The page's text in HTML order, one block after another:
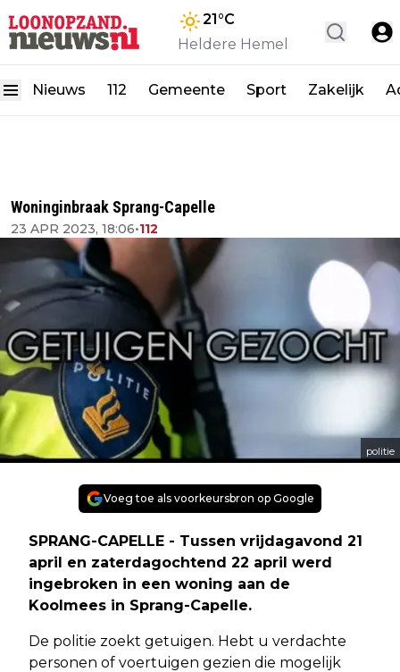
21°C
Heldere Hemel
Nieuws 112 Gemeente Sport Zakelijk
Woninginbraak Sprang-Capelle
23 APR 2023, 18:06•112
politie
Voeg toe als voorkeursbron op Google
SPRANG-CAPELLE - Tussen vrijdagavond 21
april en zaterdagochtend 22 april werd
ingebroken in een woning aan de
Koolmees in Sprang-Capelle.
De politie zoekt getuigen. Hebt u verdachte
personen of voertuigen gezien die mogelijk